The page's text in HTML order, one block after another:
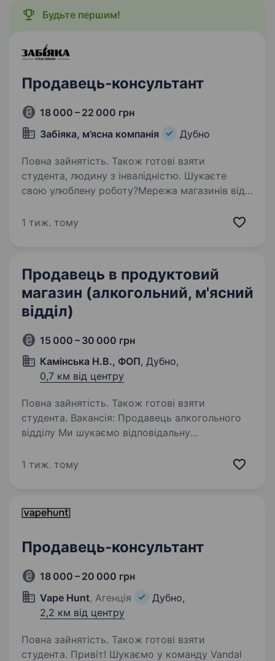
Будьте першим!
Продавець-консультант
18 000 – 22 000 грн
Забіяка, м’ясна компанія
Дубно
Повна зайнятість. Також готові взяти
студента, людину з інвалідністю. Шукаєте
свою улюблену роботу?Мережа магазинів від
на роботу продавця-консультанта. Ваші
1 тиж. тому
Продавець в продуктовий
магазин (алкогольний, м'ясний
відділ)
15 000 – 30 000 грн
Камінська Н.В., ФОП, Дубно,
0,7 км від центру
Повна зайнятість. Також готові взяти
студента. Вакансія: Продавець алкогольного
відділу Ми шукаємо відповідальну
алкогольного відділу в нашому магазині
1 тиж. тому
Продавець-консультант
18 000 – 20 000 грн
Vape Hunt, Агенція
Дубно,
2,2 км від центру
Повна зайнятість. Також готові взяти
студента. Привіт! Шукаємо у команду Vandal